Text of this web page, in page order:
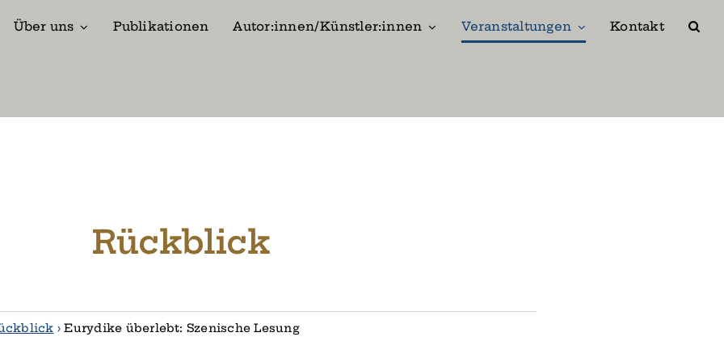
Über uns Publikationen Autor:innen/Künstler:innen Veranstaltungen Kontakt
Rückblick
›Eurydike überlebt: Szenische Lesung